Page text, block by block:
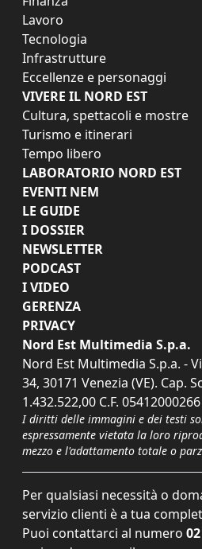
Lavoro
Tecnologia
Infrastrutture
Eccellenze e personaggi
VIVERE IL NORD EST
Cultura, spettacoli e mostre
Turismo e itinerari
Tempo libero
LABORATORIO NORD EST
EVENTI NEM
LE GUIDE
I DOSSIER
NEWSLETTER
PODCAST
I VIDEO
GERENZA
PRIVACY
Nord Est Multimedia S.p.a.
Nord Est Multimedia S.p.a. -
34, 30171 Venezia (VE). Cap.
1.432.522,00 C.F.
I diritti delle immagini e dei testi
espressamente vietata la loro
mezzo e l'adattamento totale o
Per qualsiasi necessità o
servizio clienti è a tua
Puoi contattarci al numero